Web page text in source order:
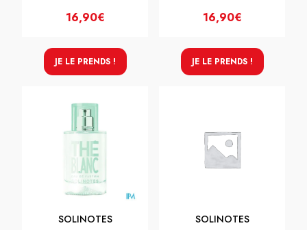
16,90€
JE LE PRENDS !
16,90€
JE LE PRENDS !
SOLINOTES SOLINOTES